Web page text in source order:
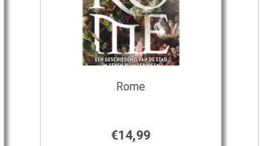
Rome
€14,99